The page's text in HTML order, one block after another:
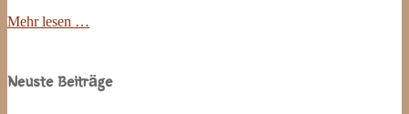
Mehr lesen …
Neuste Beiträge